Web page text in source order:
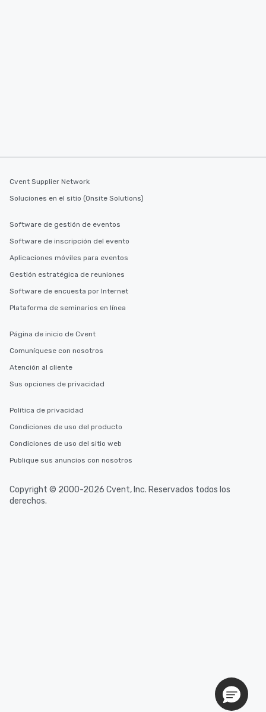
Cvent Supplier Network
Soluciones en el sitio (Onsite Solutions)
Software de gestión de eventos
Software de inscripción del evento
Aplicaciones móviles para eventos
Gestión estratégica de reuniones
Software de encuesta por Internet
Plataforma de seminarios en línea
Página de inicio de Cvent
Comuníquese con nosotros
Atención al cliente
Sus opciones de privacidad
Política de privacidad
Condiciones de uso del producto
Condiciones de uso del sitio web
Publique sus anuncios con nosotros
Copyright © 2000-2026 Cvent, Inc. Reservados todos los
derechos.